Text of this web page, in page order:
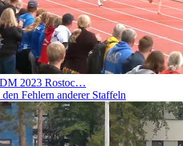
DM 2023 Rostoc…
Fehlern anderer Staffeln